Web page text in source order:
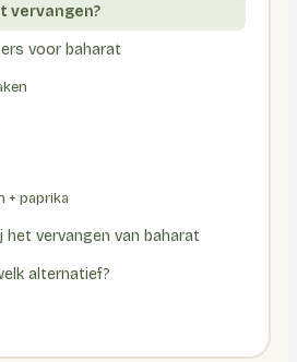
vervangen?
voor baharat
+ paprika
het vervangen van baharat
alternatief?